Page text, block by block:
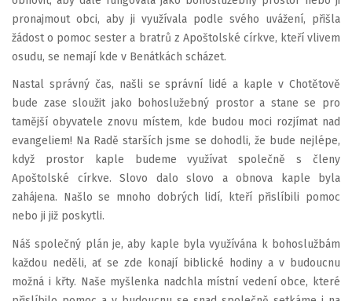
pronajmout obci, aby ji využívala podle svého uvážení, přišla
žádost o pomoc sester a bratrů z Apoštolské církve, kteří vlivem
osudu, se nemají kde v Benátkách scházet.
Nastal správný čas, našli se správní lidé a kaple v Chotětově
bude zase sloužit jako bohoslužebný prostor a stane se pro
tamější obyvatele znovu místem, kde budou moci rozjímat nad
evangeliem! Na Radě starších jsme se dohodli, že bude nejlépe,
když prostor kaple budeme využívat společně s členy
Apoštolské církve. Slovo dalo slovo a obnova kaple byla
zahájena. Našlo se mnoho dobrých lidí, kteří přislíbili pomoc
nebo ji již poskytli.
Náš společný plán je, aby kaple byla využívána k bohoslužbám
každou neděli, ať se zde konají biblické hodiny a v budoucnu
možná i křty. Naše myšlenka nadchla místní vedení obce, které